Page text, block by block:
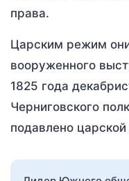
права.
Царским режим
вооруженного
1825 года
Черниговского
подавлено